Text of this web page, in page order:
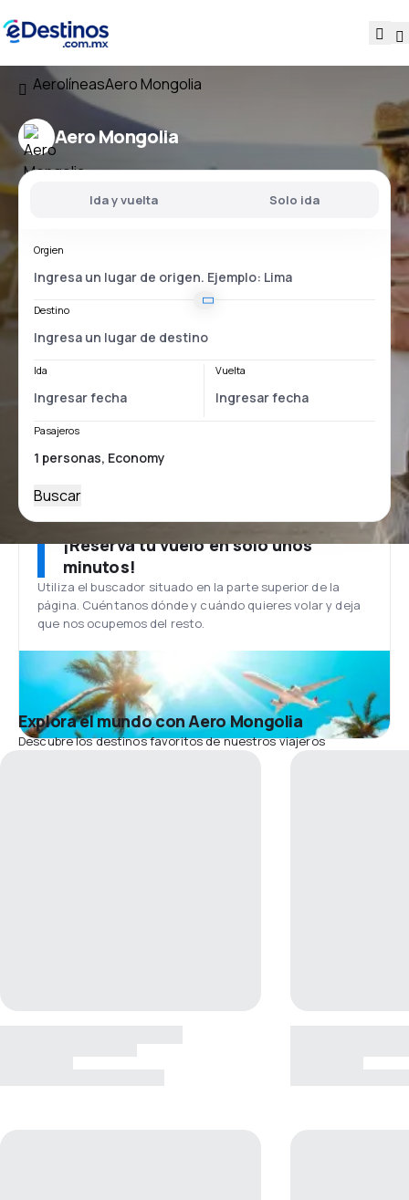
AerolíneasAero Mongolia
Aero Mongolia
Ida y vuelta Solo ida
Orgien
Destino
Ida Vuelta
Pasajeros
Buscar
¡Reserva tu vuelo en solo unos
minutos!
Utiliza el buscador situado en la parte superior de la
página. Cuéntanos dónde y cuándo quieres volar y deja
que nos ocupemos del resto.
Explora el mundo con Aero Mongolia
Descubre los destinos favoritos de nuestros viajeros